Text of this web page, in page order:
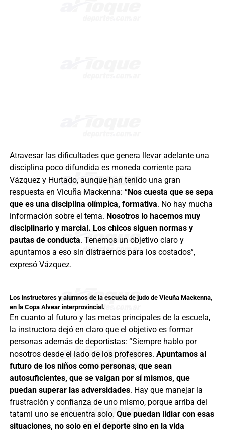
Atravesar las dificultades que genera llevar adelante una
disciplina poco difundida es moneda corriente para
Vázquez y Hurtado, aunque han tenido una gran
respuesta en Vicuña Mackenna: “Nos cuesta que se sepa
que es una disciplina olímpica, formativa. No hay mucha
información sobre el tema. Nosotros lo hacemos muy
disciplinario y marcial. Los chicos siguen normas y
pautas de conducta. Tenemos un objetivo claro y
apuntamos a eso sin distraernos para los costados”,
expresó Vázquez.
Los instructores y alumnos de la escuela de judo de Vicuña Mackenna,
en la Copa Alvear interprovincial.
En cuanto al futuro y las metas principales de la escuela,
la instructora dejó en claro que el objetivo es formar
personas además de deportistas: “Siempre hablo por
nosotros desde el lado de los profesores. Apuntamos al
futuro de los niños como personas, que sean
autosuficientes, que se valgan por sí mismos, que
puedan superar las adversidades. Hay que manejar la
frustración y confianza de uno mismo, porque arriba del
tatami uno se encuentra solo. Que puedan lidiar con esas
situaciones, no solo en el deporte sino en la vida